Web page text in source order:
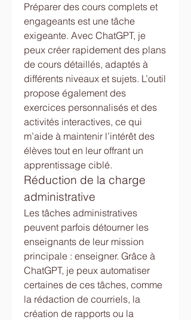
Préparer des cours complets et
engageants est une tâche
exigeante. Avec ChatGPT, je
peux créer rapidement des plans
de cours détaillés, adaptés à
différents niveaux et sujets. L’outil
propose également des
exercices personnalisés et des
activités interactives, ce qui
m’aide à maintenir l’intérêt des
élèves tout en leur offrant un
apprentissage ciblé.
Réduction de la charge
administrative
Les tâches administratives
peuvent parfois détourner les
enseignants de leur mission
principale : enseigner. Grâce à
ChatGPT, je peux automatiser
certaines de ces tâches, comme
la rédaction de courriels, la
création de rapports ou la